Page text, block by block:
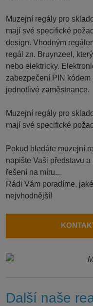
Muzejní regály pro
mají své specifické
design. Vhodným
regál zn. Bruynzeel,
nebo elektricky.
zabezpečení PIN
jednotlivé zaměstnance.
Muzejní regály pro
mají své specifické
Pokud hledáte muzejní
napište Vaši představu
řešení na míru...
Rádi Vám poradíme,
nejvhodnější!
Další naše